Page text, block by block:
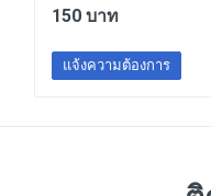
150 บาท
แจ้งความต้องการ